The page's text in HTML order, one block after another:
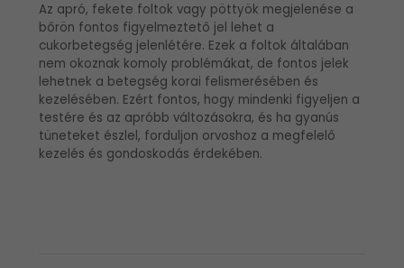
Az apró, fekete foltok vagy pöttyök megjelenése a
bőrön fontos figyelmeztető jel lehet a
cukorbetegség jelenlétére. Ezek a foltok általában
nem okoznak komoly problémákat, de fontos jelek
lehetnek a betegség korai felismerésében és
kezelésében. Ezért fontos, hogy mindenki figyeljen a
testére és az apróbb változásokra, és ha gyanús
tüneteket észlel, forduljon orvoshoz a megfelelő
kezelés és gondoskodás érdekében.